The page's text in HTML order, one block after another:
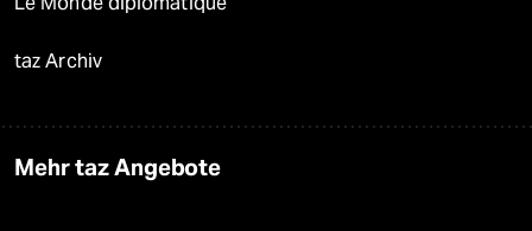
taz Archiv
Mehr taz Angebote